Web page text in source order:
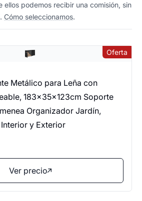
ellos podemos recibir una comisión, sin
Cómo seleccionamos.
Oferta
Metálico para Leña con
183×35×123cm Soporte
Organizador Jardín,
y Exterior
Ver precio